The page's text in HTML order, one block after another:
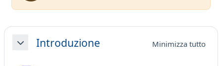
Schema della sezione
MinimizzaIntroduzione Minimizza tutto